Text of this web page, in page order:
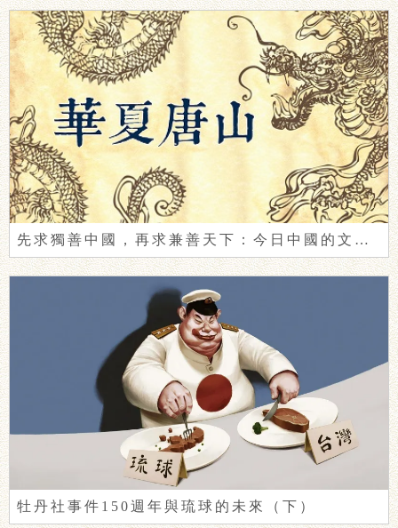
先求獨善中國，再求兼善天下：今日中國的文明自覺
牡丹社事件150週年與琉球的未來（下）